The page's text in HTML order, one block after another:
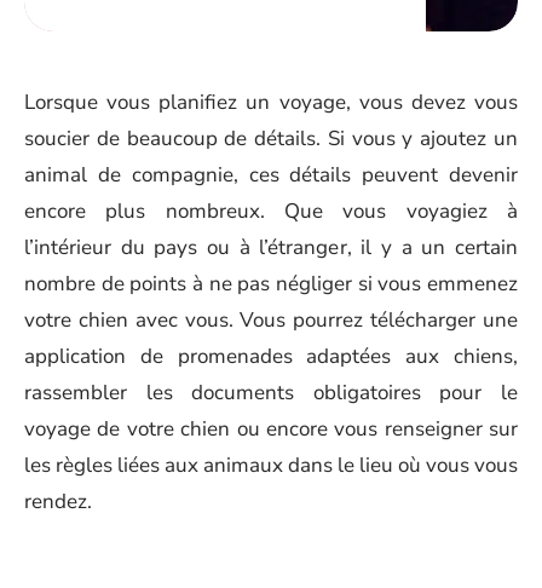
Lorsque vous planifiez un voyage, vous devez vous
soucier de beaucoup de détails. Si vous y ajoutez un
animal de compagnie, ces détails peuvent devenir
encore plus nombreux. Que vous voyagiez à
l’intérieur du pays ou à l’étranger, il y a un certain
nombre de points à ne pas négliger si vous emmenez
votre chien avec vous. Vous pourrez télécharger une
application de promenades adaptées aux chiens,
rassembler les documents obligatoires pour le
voyage de votre chien ou encore vous renseigner sur
les règles liées aux animaux dans le lieu où vous vous
rendez.